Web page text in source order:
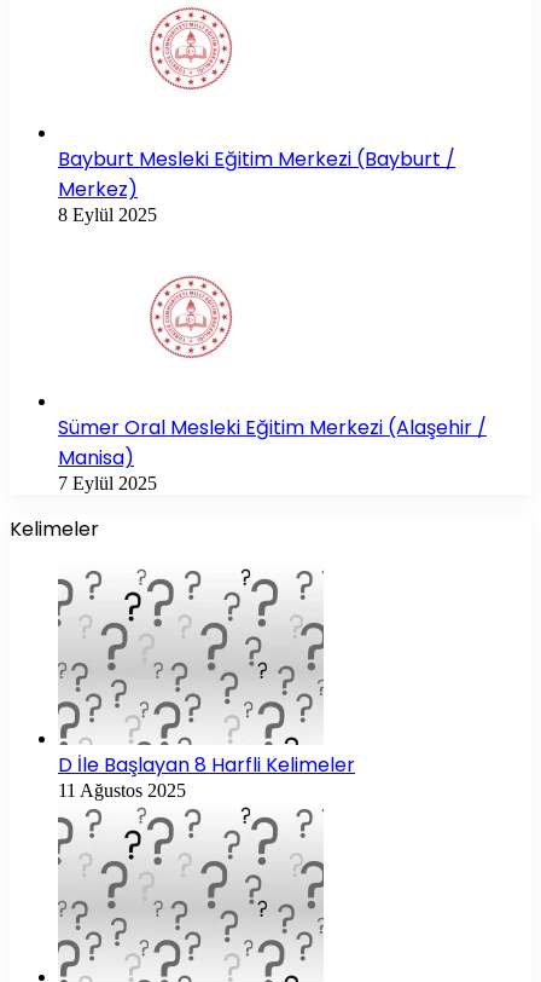
Bayburt Mesleki Eğitim Merkezi (Bayburt /
Merkez)
8 Eylül 2025
Sümer Oral Mesleki Eğitim Merkezi (Alaşehir /
Manisa)
7 Eylül 2025
Kelimeler
D İle Başlayan 8 Harfli Kelimeler
11 Ağustos 2025